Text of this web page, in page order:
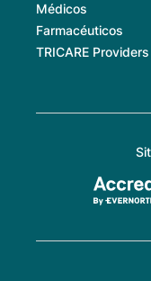
Médicos
Farmacéuticos
TRICARE Providers